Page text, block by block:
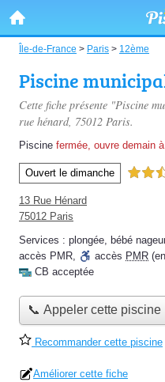
Île-de-France > Paris > 12ème
Piscine
Cette fiche présente "Piscine
rue hénard, 75012 Paris.
Piscine fermée, ouvre demain
Ouvert le dimanche 2,5
13 Rue Hénard
75012 Paris
Services : plongée, bébé nageur
accès PMR, accès PMR
CB acceptée
📞 Appeler cette piscine
Recommander cette piscine
Améliorer cette fiche